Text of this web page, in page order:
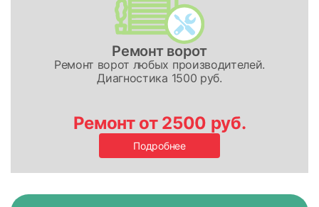
Ремонт ворот
Ремонт ворот любых производителей.
Диагностика 1500 руб.
Ремонт от 2500 руб.
Подробнее